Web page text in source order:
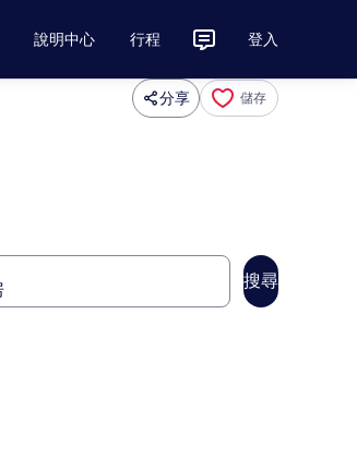
說明中心 行程 登入
分享 儲存
搜尋